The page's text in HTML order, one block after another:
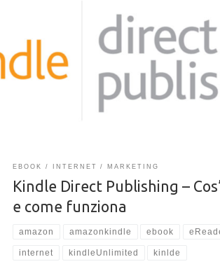
Questa guida costituisce un’introduzione a una
ampia e dettagliata sul funzionamento di Kindle
Publishing (KDP), oltre a esplorare le possibilità di
attraverso la pubblicazione del proprio manoscritto
Amazon. L’obiettivo di questa guida è offrire una
panoramica iniziale su come la piattaforma KDP
come può rappresentare un canale proficuo per gli
EBOOK INTERNET MARKETING
Kindle Direct Publishing –
e come funziona
amazon amazonkindle ebook
internet kindleUnlimited kinlde